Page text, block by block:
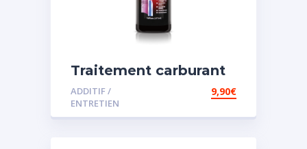
Traitement carburant
spécial diesel
ADDITIF /
ENTRETIEN
9,90€